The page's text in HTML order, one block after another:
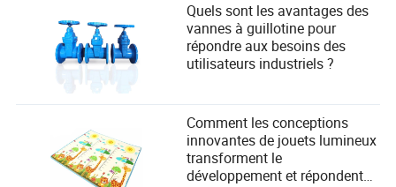
Quels sont les avantages des
vannes à guillotine pour
répondre aux besoins des
utilisateurs industriels ?
Comment les conceptions
innovantes de jouets lumineux
transforment le
développement et répondent